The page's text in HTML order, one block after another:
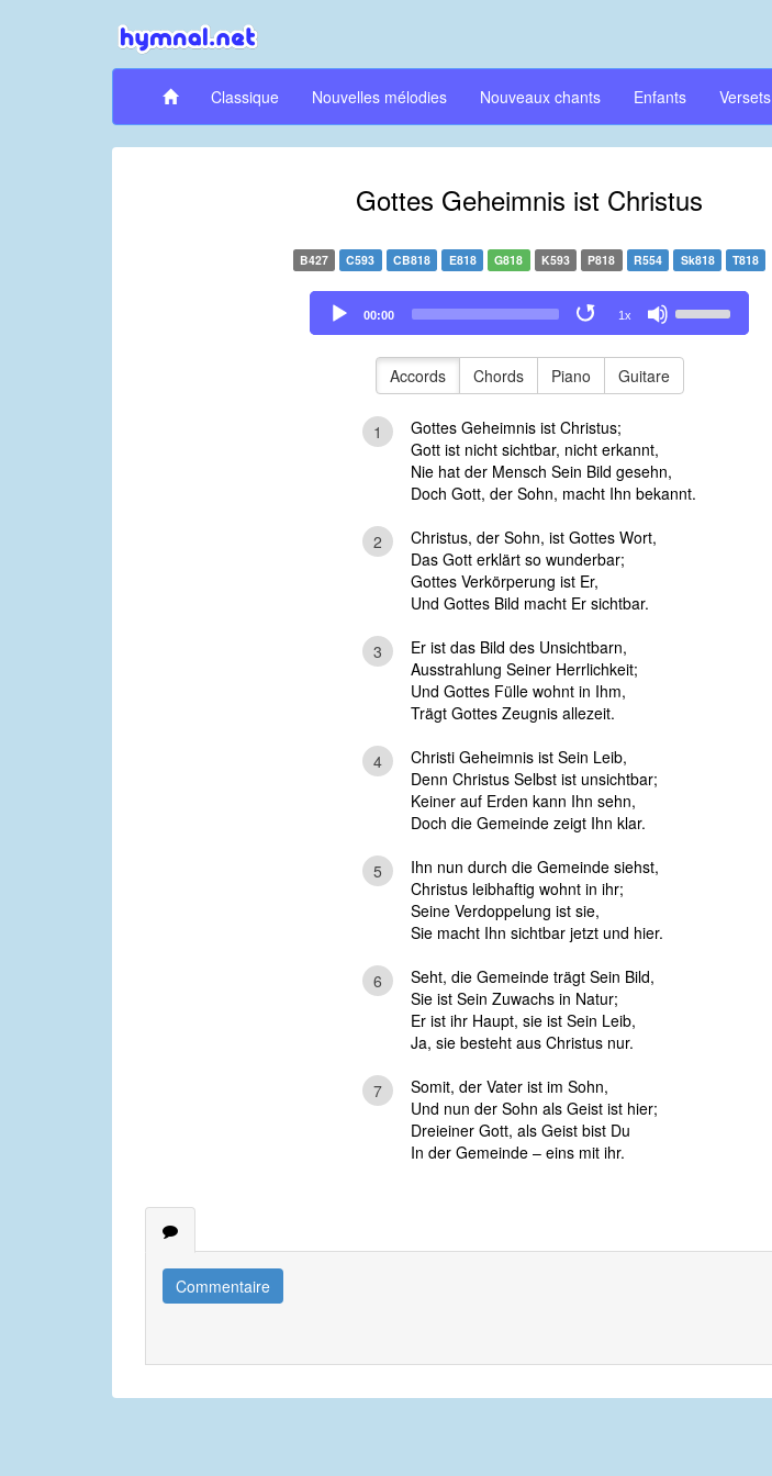
Classique Nouvelles mélodies Nouveaux chants Enfants Versets
Gottes Geheimnis ist Christus
B427 C593 CB818 E818 G818 K593 P818 R554 Sk818 T818
Audio
Player
00:00 1x
Up/Down
to
Accords Chords Piano Guitare
1
Gottes Geheimnis ist Christus;
Gott ist nicht sichtbar, nicht erkannt,
Nie hat der Mensch Sein Bild gesehn,
Doch Gott, der Sohn, macht Ihn bekannt.
2
Christus, der Sohn, ist Gottes Wort,
Das Gott erklärt so wunderbar;
Gottes Verkörperung ist Er,
Und Gottes Bild macht Er sichtbar.
3
Er ist das Bild des Unsichtbarn,
Ausstrahlung Seiner Herrlichkeit;
Und Gottes Fülle wohnt in Ihm,
Trägt Gottes Zeugnis allezeit.
4
Christi Geheimnis ist Sein Leib,
Denn Christus Selbst ist unsichtbar;
Keiner auf Erden kann Ihn sehn,
Doch die Gemeinde zeigt Ihn klar.
5
Ihn nun durch die Gemeinde siehst,
Christus leibhaftig wohnt in ihr;
Seine Verdoppelung ist sie,
Sie macht Ihn sichtbar jetzt und hier.
6
Seht, die Gemeinde trägt Sein Bild,
Sie ist Sein Zuwachs in Natur;
Er ist ihr Haupt, sie ist Sein Leib,
Ja, sie besteht aus Christus nur.
7
Somit, der Vater ist im Sohn,
Und nun der Sohn als Geist ist hier;
Dreieiner Gott, als Geist bist Du
In der Gemeinde – eins mit ihr.
Commentaire